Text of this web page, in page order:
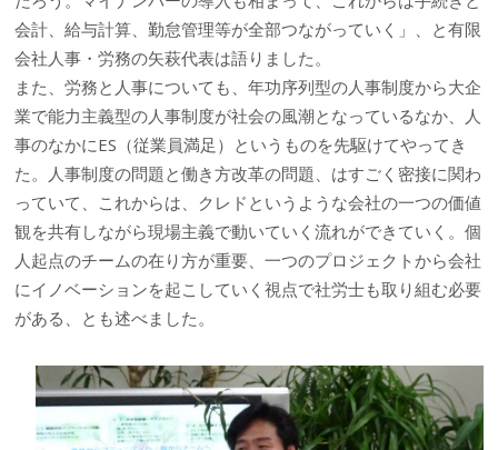
会計、給与計算、勤怠管理等が全部つながっていく」、と有限
会社人事・労務の矢萩代表は語りました。
また、労務と人事についても、年功序列型の人事制度から大企
業で能力主義型の人事制度が社会の風潮となっているなか、人
事のなかにES（従業員満足）というものを先駆けてやってき
た。人事制度の問題と働き方改革の問題、はすごく密接に関わ
っていて、これからは、クレドというような会社の一つの価値
観を共有しながら現場主義で動いていく流れができていく。個
人起点のチームの在り方が重要、一つのプロジェクトから会社
にイノベーションを起こしていく視点で社労士も取り組む必要
がある、とも述べました。